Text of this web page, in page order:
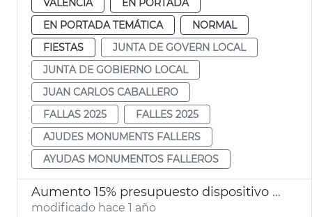
EN PORTADA TEMÁTICA
NORMAL
FIESTAS
JUNTA DE GOVERN LOCAL
JUNTA DE GOBIERNO LOCAL
JUAN CARLOS CABALLERO
FALLAS 2025
FALLES 2025
AJUDES MONUMENTS FALLERS
AYUDAS MONUMENTOS FALLEROS
Aumento 15% presupuesto dispositivo limpieza Fallas 2025 València
modificado hace 1 año